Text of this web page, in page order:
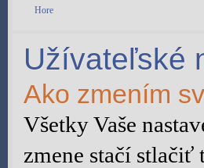
Hore
Užívateľské
Ako zmením
Všetky Vaše
zmene stačí stlačiť